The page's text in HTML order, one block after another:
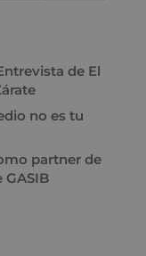
de El
no es tu
partner de